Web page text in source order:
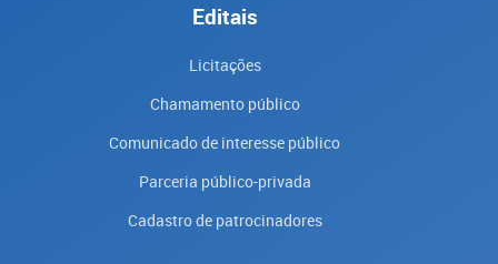
Editais
Licitações
Chamamento público
Comunicado de interesse público
Parceria público-privada
Cadastro de patrocinadores